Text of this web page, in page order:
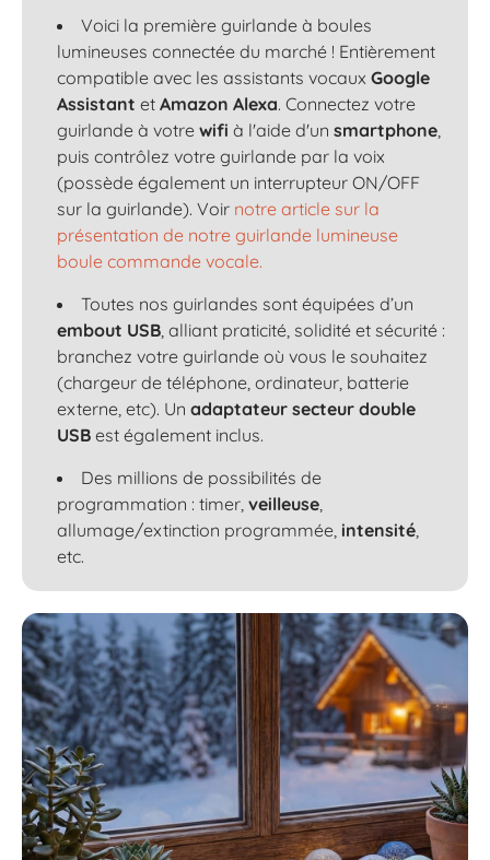
Voici la première guirlande à boules
lumineuses connectée du marché ! Entièrement
compatible avec les assistants vocaux Google
Assistant et Amazon Alexa. Connectez votre
guirlande à votre wifi à l'aide d'un smartphone
puis contrôlez votre guirlande par la voix
(possède également un interrupteur ON/OFF
sur la guirlande). Voir notre article sur la
présentation de notre guirlande lumineuse
boule commande vocale.
Toutes nos guirlandes sont équipées d’un
embout USB , alliant praticité, solidité et sécurité :
branchez votre guirlande où vous le souhaitez
(chargeur de téléphone, ordinateur, batterie
externe, etc). Un adaptateur secteur double
USB est également inclus.
Des millions de possibilités de
programmation : timer, veilleuse
allumage/extinction programmée, intensité
etc.